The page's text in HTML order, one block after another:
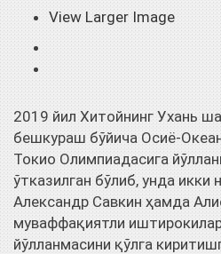
View Larger Image
2019 йил Хитойнинг Ухань
бешкураш бўйича Осиё-
Токио Олимпиадасига
ўтказилган бўлиб, унда икки
Александр Савкин ҳамда
муваффақиятли
йўлланмасини қўлга